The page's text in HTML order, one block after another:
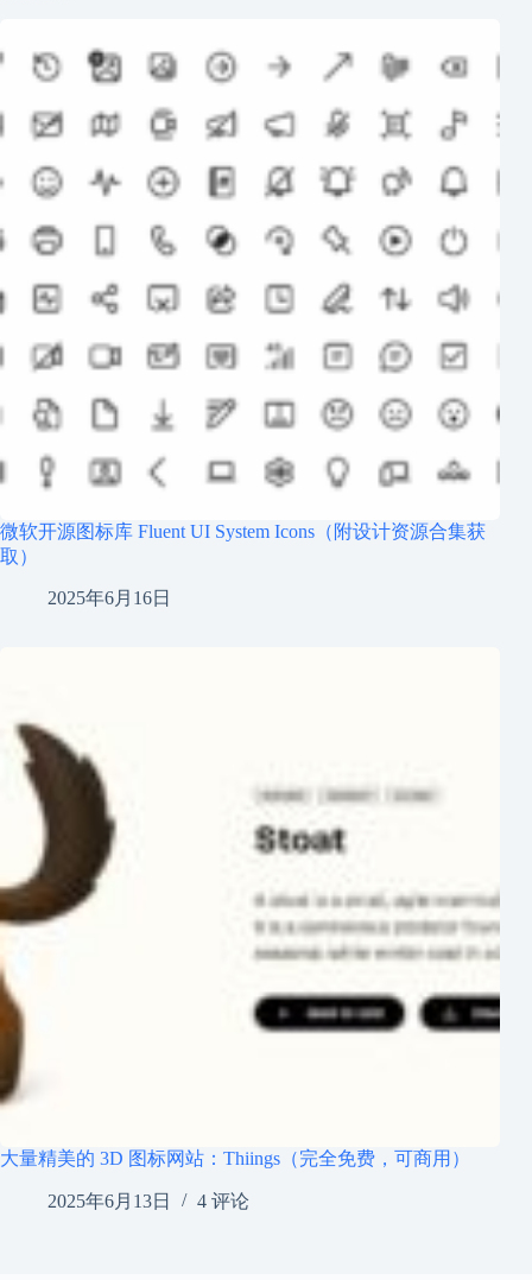
微软开源图标库 Fluent UI System Icons（附设计资源合集获
取）
2025年6月16日
大量精美的 3D 图标网站：Thiings（完全免费，可商用）
2025年6月13日 4 评论